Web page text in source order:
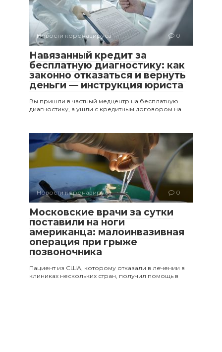
Новости коронавируса 0
Навязанный кредит за
бесплатную диагностику: как
законно отказаться и вернуть
деньги — инструкция юриста
Вы пришли в частный медцентр на бесплатную
диагностику, а ушли с кредитным договором на
Новости коронавируса 0
Московские врачи за сутки
поставили на ноги
американца: малоинвазивная
операция при грыже
позвоночника
Пациент из США, которому отказали в лечении в
клиниках нескольких стран, получил помощь в